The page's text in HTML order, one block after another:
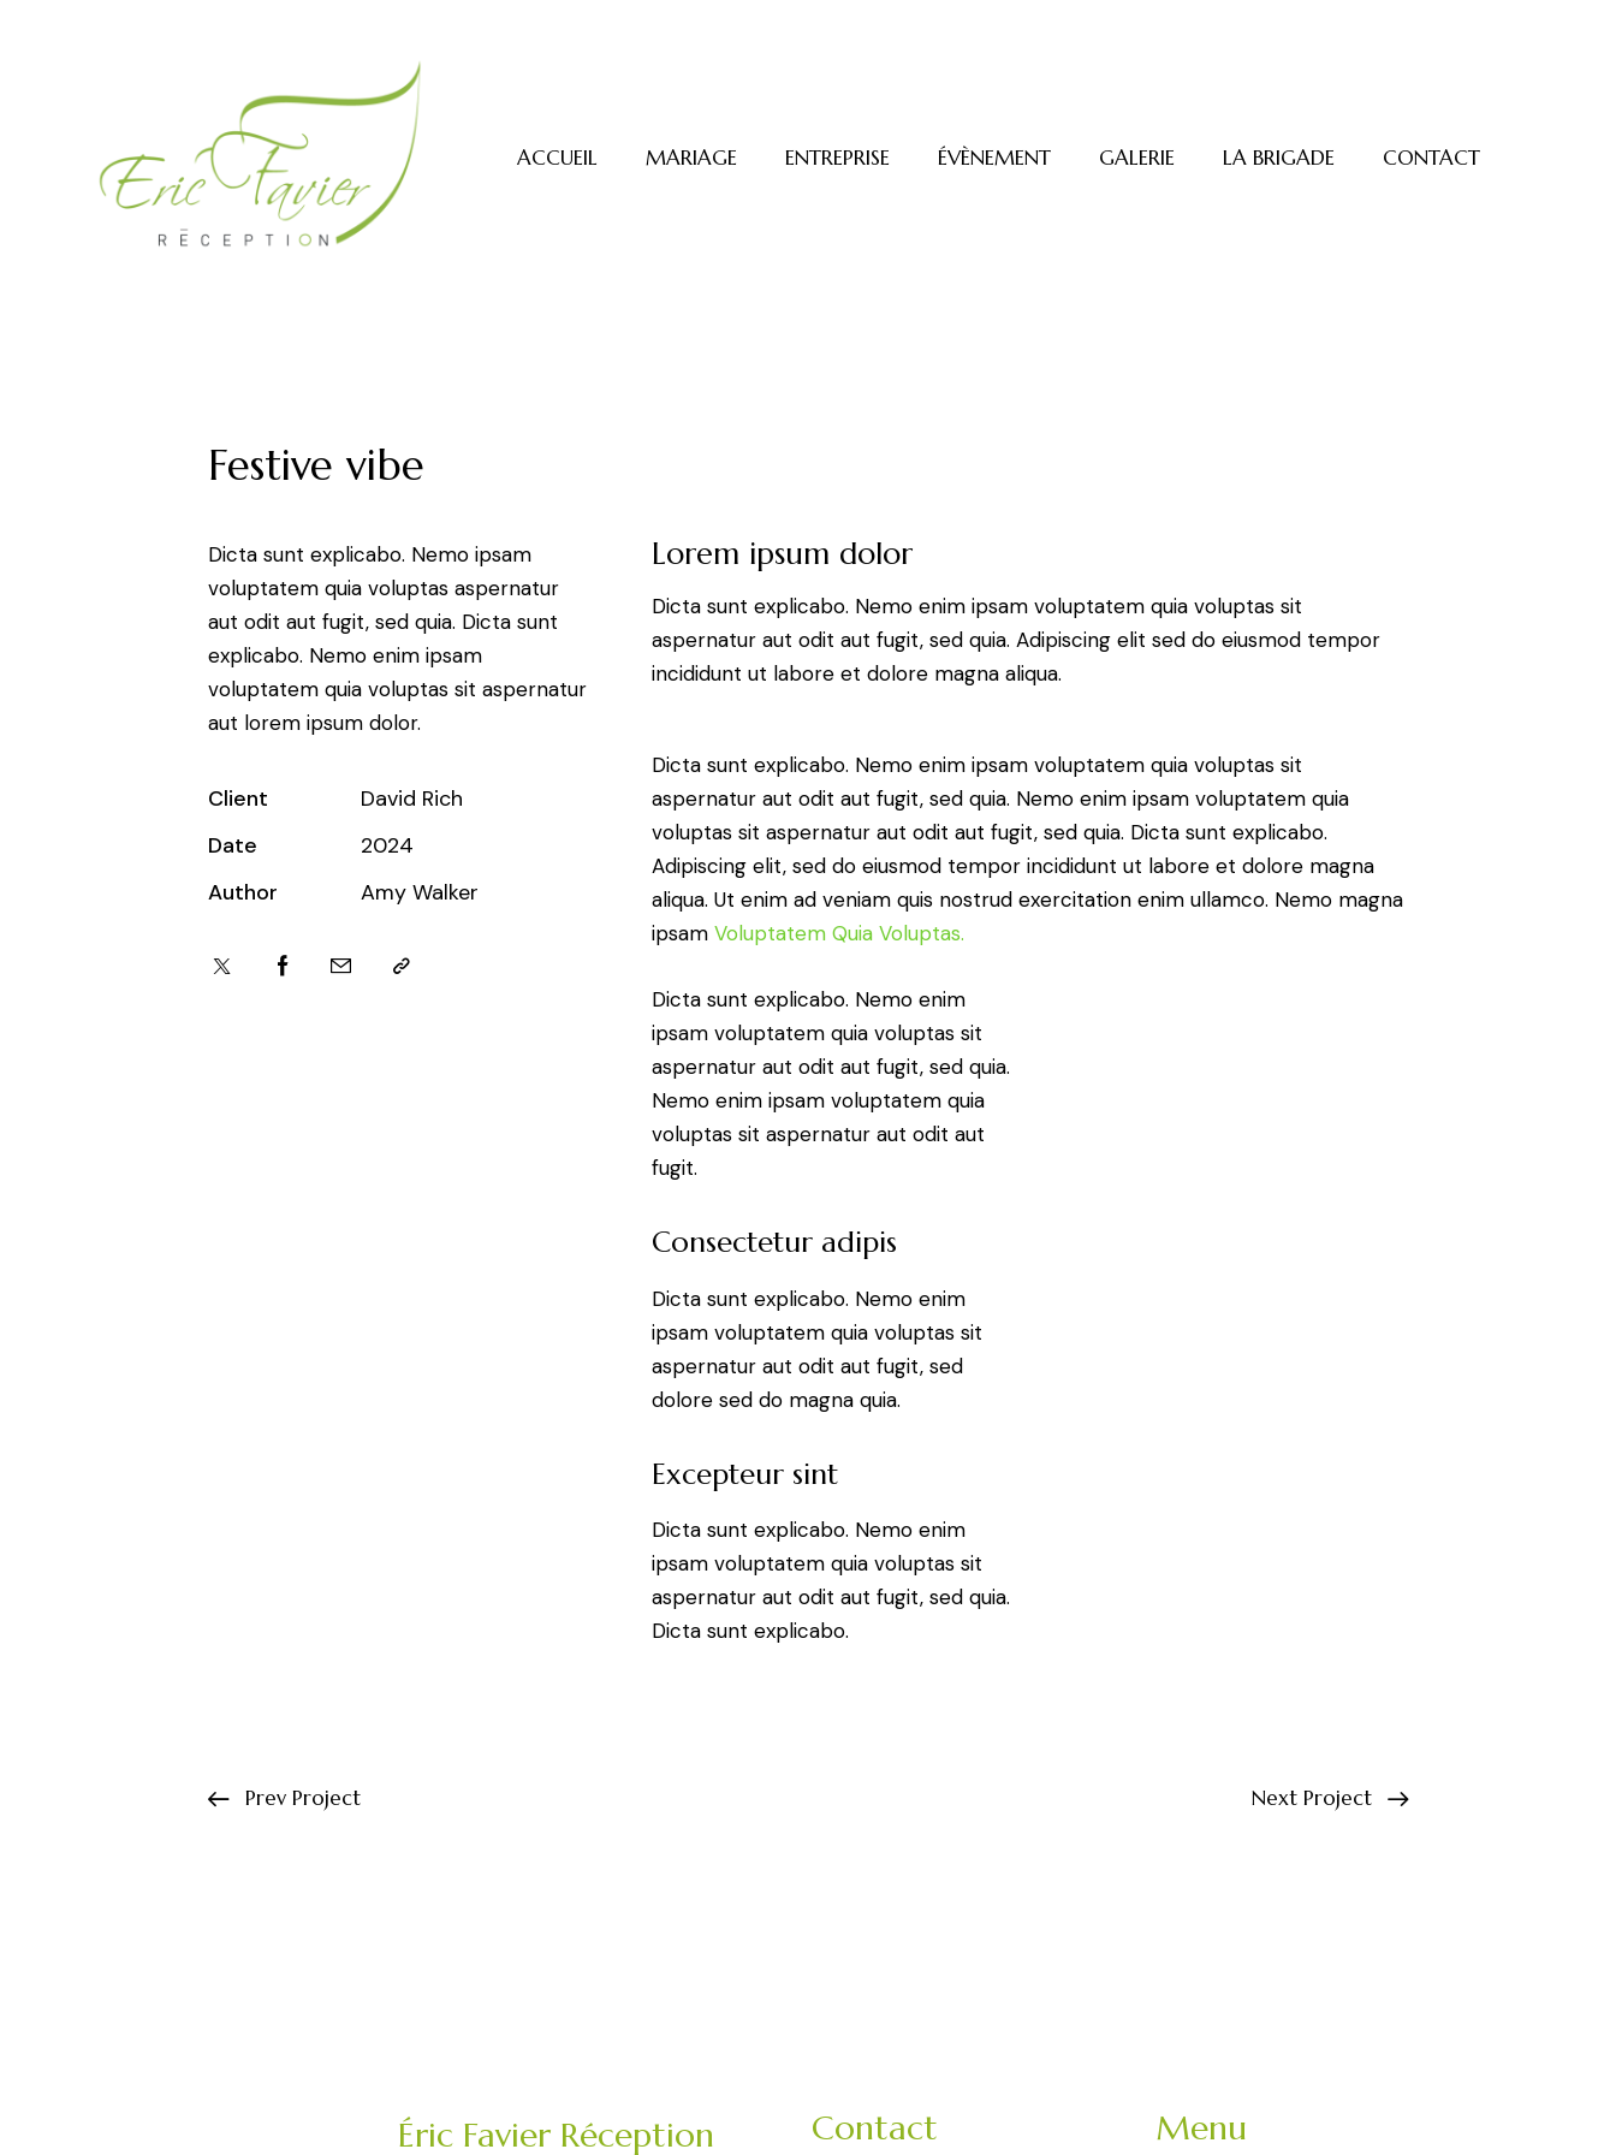
ACCUEIL MARIAGE ENTREPRISE ÉVÈNEMENT GALERIE LA BRIGADE CONTACT
Festive vibe
Dicta sunt explicabo. Nemo ipsam
voluptatem quia voluptas aspernatur
aut odit aut fugit, sed quia. Dicta sunt
explicabo. Nemo enim ipsam
voluptatem quia voluptas sit aspernatur
aut lorem ipsum dolor.
Client
David Rich
Date
2024
Author
Amy Walker
Lorem ipsum dolor
Dicta sunt explicabo. Nemo enim ipsam voluptatem quia voluptas sit
aspernatur aut odit aut fugit, sed quia. Adipiscing elit sed do eiusmod tempor
incididunt ut labore et dolore magna aliqua.
Dicta sunt explicabo. Nemo enim ipsam voluptatem quia voluptas sit
aspernatur aut odit aut fugit, sed quia. Nemo enim ipsam voluptatem quia
voluptas sit aspernatur aut odit aut fugit, sed quia. Dicta sunt explicabo.
Adipiscing elit, sed do eiusmod tempor incididunt ut labore et dolore magna
aliqua. Ut enim ad veniam quis nostrud exercitation enim ullamco. Nemo magna
ipsamVoluptatem Quia Voluptas.
Dicta sunt explicabo. Nemo enim
ipsam voluptatem quia voluptas sit
aspernatur aut odit aut fugit, sed quia.
Nemo enim ipsam voluptatem quia
voluptas sit aspernatur aut odit aut
fugit.
Consectetur adipis
Dicta sunt explicabo. Nemo enim
ipsam voluptatem quia voluptas sit
aspernatur aut odit aut fugit, sed
dolore sed do magna quia.
Excepteur sint
Dicta sunt explicabo. Nemo enim
ipsam voluptatem quia voluptas sit
aspernatur aut odit aut fugit, sed quia.
Dicta sunt explicabo.
Prev Project Next Project
Éric Favier Réception Contact Menu